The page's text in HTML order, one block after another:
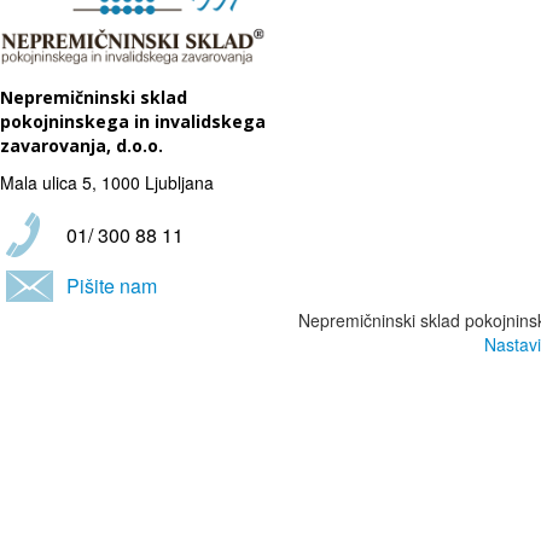
Nepremičninski sklad
pokojninskega in invalidskega
zavarovanja, d.o.o.
Mala ulica 5, 1000 Ljubljana
01/ 300 88 11
Pišite nam
Nepremičninski sklad